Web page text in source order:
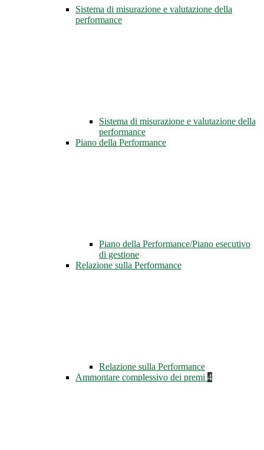
Sistema di misurazione e valutazione della
performance
Sistema di misurazione e valutazione della
performance
Piano della Performance
Piano della Performance/Piano esecutivo
di gestione
Relazione sulla Performance
Relazione sulla Performance
Ammontare complessivo dei premi 4